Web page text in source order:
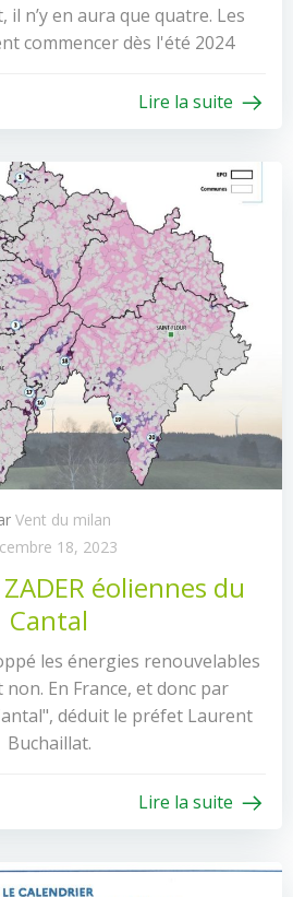
il n’y en aura que quatre. Les
commencer dès l'été 2024
Lire la suite
Vent du milan
18, 2023
éoliennes du
Cantal
les énergies renouvelables
non. En France, et donc par
déduit le préfet Laurent
Buchaillat.
Lire la suite